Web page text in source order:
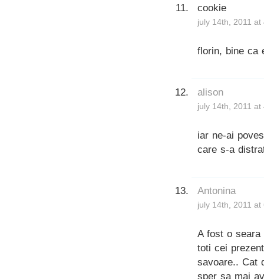
cookie
july 14th, 2011 at
florin, bine ca
alison
july 14th, 2011 at
iar ne-ai
care s-a
Antonina
july 14th, 2011 at
A fost o seara
toti cei
savoare.. Cat
sper sa mai